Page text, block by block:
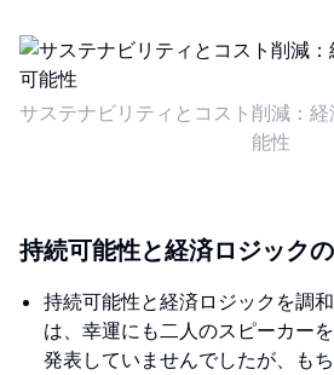
サステナビリティとコスト削減：
能性
持続可能性と経済ロジック
持続可能性と経済ロジックを調
は、幸運にも二人のスピーカー
発表していませんでしたが、も